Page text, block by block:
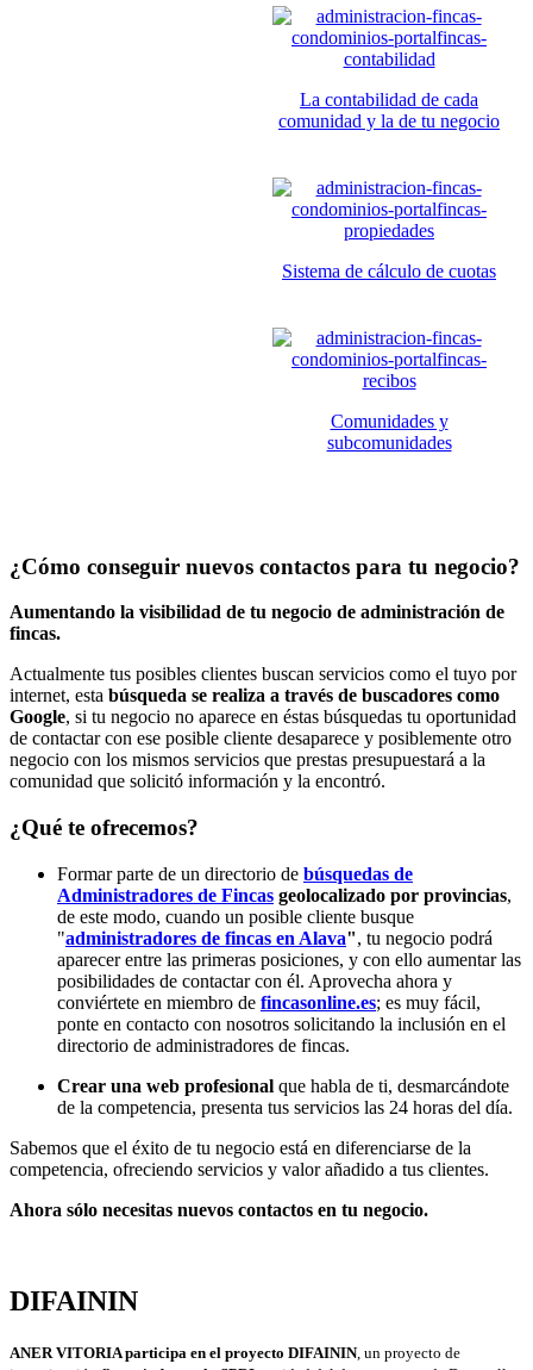
La contabilidad de cada
comunidad y la de tu negocio
Sistema de cálculo de cuotas
Comunidades y
subcomunidades
¿Cómo conseguir nuevos contactos para tu negocio?
Aumentando la visibilidad de tu negocio de administración de
fincas.
Actualmente tus posibles clientes buscan servicios como el tuyo por
internet, esta búsqueda se realiza a través de buscadores como
Google, si tu negocio no aparece en éstas búsquedas tu oportunidad
de contactar con ese posible cliente desaparece y posiblemente otro
negocio con los mismos servicios que prestas presupuestará a la
comunidad que solicitó información y la encontró.
¿Qué te ofrecemos?
Formar parte de un directorio de búsquedas de
Administradores de Fincas geolocalizado por provincias,
de este modo, cuando un posible cliente busque
"administradores de fincas en Alava", tu negocio podrá
aparecer entre las primeras posiciones, y con ello aumentar las
posibilidades de contactar con él. Aprovecha ahora y
conviértete en miembro de fincasonline.es; es muy fácil,
ponte en contacto con nosotros solicitando la inclusión en el
directorio de administradores de fincas.
Crear una web profesional que habla de ti, desmarcándote
de la competencia, presenta tus servicios las 24 horas del día.
Sabemos que el éxito de tu negocio está en diferenciarse de la
competencia, ofreciendo servicios y valor añadido a tus clientes.
Ahora sólo necesitas nuevos contactos en tu negocio.
DIFAININ
ANER VITORIA participa en el proyecto DIFAININ, un proyecto de